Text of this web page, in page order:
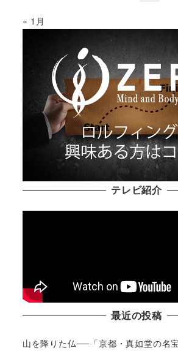
« 1月
テレビ紹介
最近の投稿
山を降りた仏──「京都・真如堂の名